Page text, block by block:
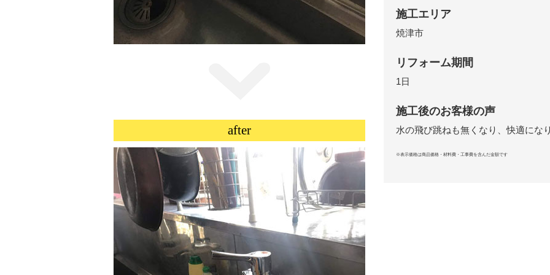
after
施工エリア
焼津市
リフォーム期間
1日
施工後のお客様の声
水の飛び跳ねも無くなり、快適にな
※表示価格は商品価格・材料費・工事費を含んだ金額です